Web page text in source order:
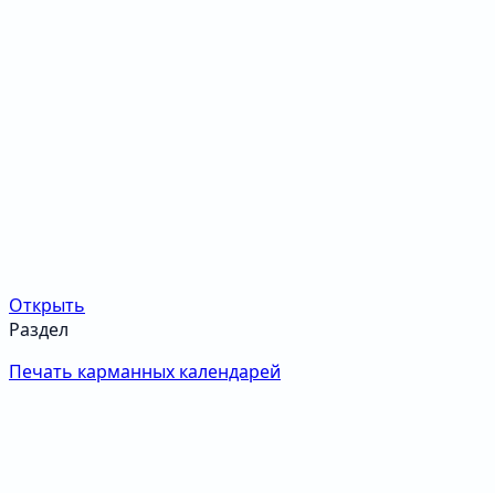
Открыть
Раздел
Печать карманных календарей